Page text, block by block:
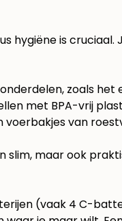
hygiëne is
zoals
met BPA-vrij
van
slim, maar ook
(vaak 4 C-